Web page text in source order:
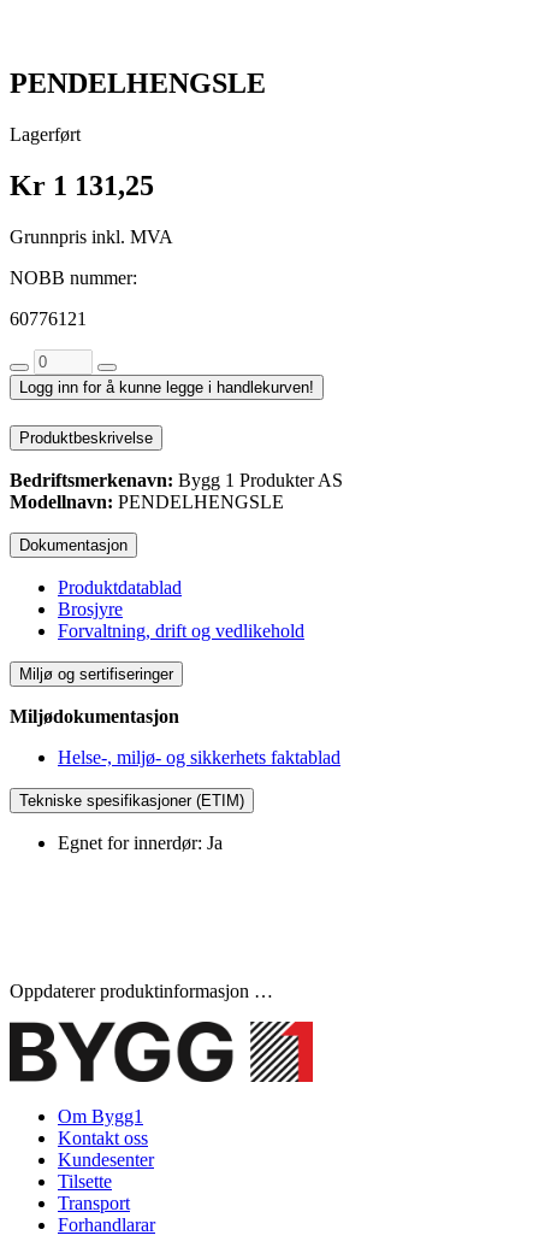
PENDELHENGSLE
Lagerført
Kr 1 131,25
Grunnpris inkl. MVA
NOBB nummer:
60776121
Logg inn for å kunne legge i handlekurven!
Produktbeskrivelse
Bedriftsmerkenavn: Bygg 1 Produkter AS
Modellnavn: PENDELHENGSLE
Dokumentasjon
Produktdatablad
Brosjyre
Forvaltning, drift og vedlikehold
Miljø og sertifiseringer
Miljødokumentasjon
Helse-, miljø- og sikkerhets faktablad
Tekniske spesifikasjoner (ETIM)
Egnet for innerdør: Ja
Oppdaterer produktinformasjon …
Om Bygg1
Kontakt oss
Kundesenter
Tilsette
Transport
Forhandlarar